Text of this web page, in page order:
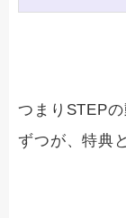
つまりSTEP
ずつが、特典